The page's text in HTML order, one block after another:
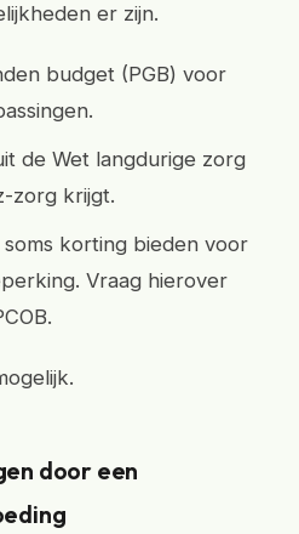
er zijn.
budget (PGB) voor
de Wet langdurige zorg
zorg krijgt.
soms korting bieden voor
Vraag hierover
door een